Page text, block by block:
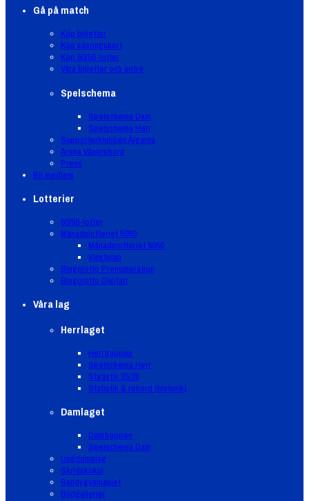
Gå på match
Köp biljetter
Köp säsongskort
Köp 50/50-lotter
Våra biljetter och entré
Spelschema
Spelschema Dam
Spelschema Herr
Supporterklubben Älgarna
Arena Vänersborg
Press
Bli medlem
Lotterier
50/50-lotter
Månadslotteriet 5050
Månadslotteriet 5050
Vinstplan
Bingolotto Prenumeration
Bingolotto Digitalt
Våra lag
Herrlaget
Herrtruppen
Spelschema Herr
Statistik 25/26
Statistik & rekord (historik)
Damlaget
Damtruppen
Spelschema Dam
Ungdomslag
Skridskokul
Bandygymnasiet
Bildgallerier